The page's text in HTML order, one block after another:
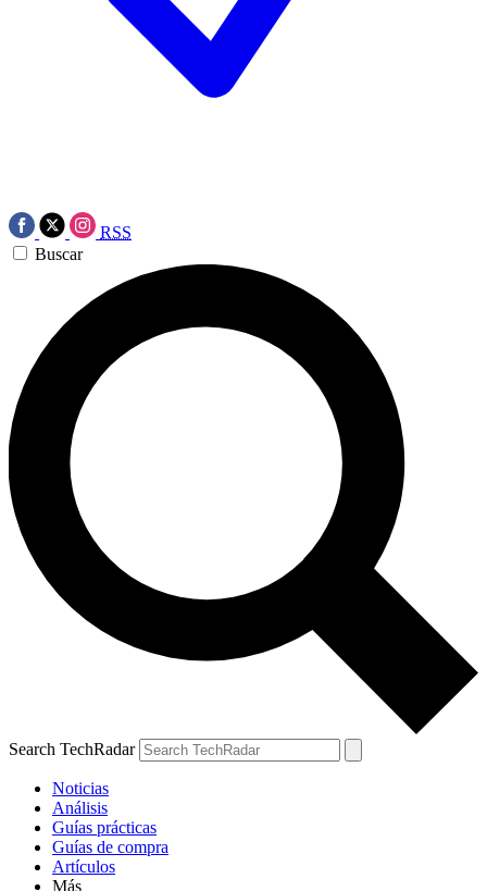
RSS
Buscar
Search TechRadar
Noticias
Análisis
Guías prácticas
Guías de compra
Artículos
Más